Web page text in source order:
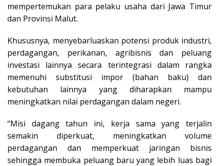
mempertemukan para pelaku usaha dari Jawa Timur
dan Provinsi Malut.
Khususnya, menyebarluaskan potensi produk industri,
perdagangan, perikanan, agribisnis dan peluang
investasi lainnya secara terintegrasi dalam rangka
memenuhi substitusi impor (bahan baku) dan
kebutuhan lainnya yang diharapkan mampu
meningkatkan nilai perdagangan dalam negeri.
“Misi dagang tahun ini, kerja sama yang terjalin
semakin diperkuat, meningkatkan volume
perdagangan dan memperkuat jaringan bisnis
sehingga membuka peluang baru yang lebih luas bagi